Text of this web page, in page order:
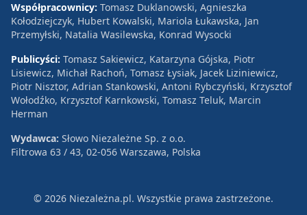
Współpracownicy: Tomasz Duklanowski, Agnieszka
Kołodziejczyk, Hubert Kowalski, Mariola Łukawska, Jan
Przemyłski, Natalia Wasilewska, Konrad Wysocki
Publicyści: Tomasz Sakiewicz, Katarzyna Gójska, Piotr
Lisiewicz, Michał Rachoń, Tomasz Łysiak, Jacek Liziniewicz,
Piotr Nisztor, Adrian Stankowski, Antoni Rybczyński, Krzysztof
Wołodźko, Krzysztof Karnkowski, Tomasz Teluk, Marcin
Herman
Wydawca: Słowo Niezależne Sp. z o.o.
Filtrowa 63 / 43, 02-056 Warszawa, Polska
© 2026 Niezależna.pl. Wszystkie prawa zastrzeżone.